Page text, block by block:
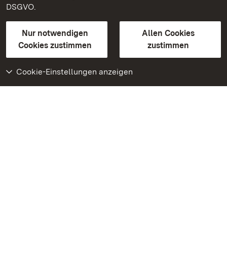
DSGVO.
Nur notwendigen
Cookies zustimmen
Allen Cookies
zustimmen
Cookie-Einstellungen anzeigen
Kontakt
GebärdenspracheLeichte Sprache
Erklärung zur Barrierefreiheit
BITV-konform (geprüfte Seiten)
Weiteres